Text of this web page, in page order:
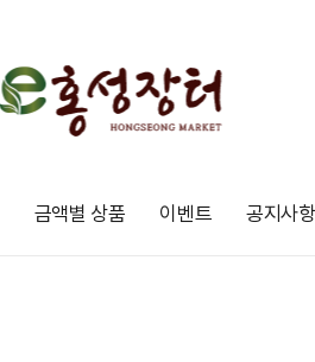
금액별 상품 이벤트 공지사항